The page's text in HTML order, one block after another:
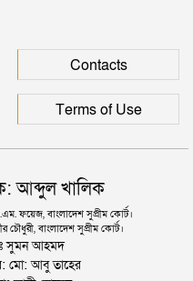
দেওয়া নিয়ে পররাষ্ট্র
Contacts
Terms of Use
আব্দুল খালিক
ফয়েজ, বাংলাদেশ সুপ্রীম কোর্ট।
চৌধুরী, বাংলাদেশ সুপ্রীম কোর্ট।
সুমন আহমদ
মো: আবু তাহের